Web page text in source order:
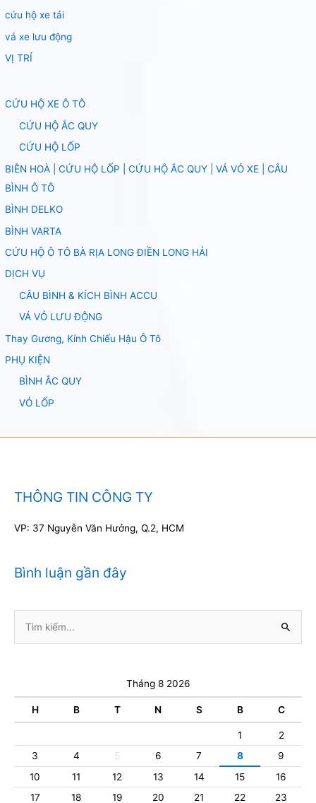
cứu hộ xe tải
vá xe lưu động
VỊ TRÍ
CỨU HỘ XE Ô TÔ
CỨU HỘ ẮC QUY
CỨU HỘ LỐP
BIÊN HOÀ | CỨU HỘ LỐP | CỨU HỘ ẮC QUY | VÁ VỎ XE | CÂU
BÌNH Ô TÔ
BÌNH DELKO
BÌNH VARTA
CỨU HỘ Ô TÔ BÀ RỊA LONG ĐIỀN LONG HẢI
DỊCH VỤ
CÂU BÌNH & KÍCH BÌNH ACCU
VÁ VỎ LƯU ĐỘNG
Thay Gương, Kính Chiếu Hậu Ô Tô
PHỤ KIỆN
BÌNH ẮC QUY
VỎ LỐP
THÔNG TIN CÔNG TY
VP: 37 Nguyễn Văn Hưởng, Q.2, HCM
Bình luận gần đây
kiếm:
Tháng 8 2026
H B T N S B C
1
2
3
4 5 6 7 8
9
10
11 12 13 14 15
16
17
18 19 20 21 22 23